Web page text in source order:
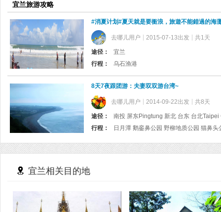
宜兰旅游攻略
#消夏计划#夏天就是要衝浪，旅遊不能錯過的海
去哪儿用户 2015-07-13出发 共1天
途径：
宜兰
行程：
乌石渔港
8天7夜跟团游：夫妻双双游台湾~
去哪儿用户 2014-09-22出发 共8天
途径：
南投 屏东Pingtung 新北 台东 台北
行程：
宜兰相关目的地